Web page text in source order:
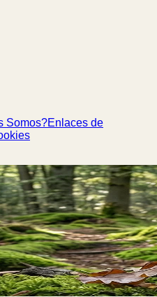
Somos?Enlaces de